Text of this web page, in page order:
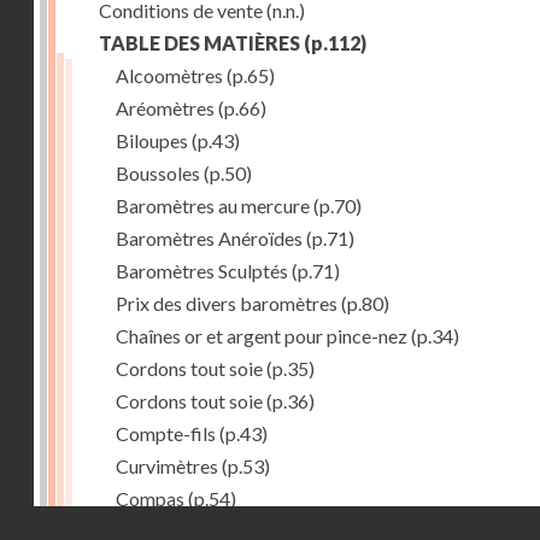
Conditions de vente(n.n.)
TABLE DES MATIÈRES (p.112)
Alcoomètres (p.65)
Aréomètres (p.66)
Biloupes (p.43)
Boussoles (p.50)
Baromètres au mercure(p.70)
Baromètres Anéroïdes (p.71)
Baromètres Sculptés (p.71)
Prix des divers baromètres (p.80)
Chaînes or et argent pour pince-nez(p.34)
Cordons tout soie(p.35)
Cordons tout soie(p.36)
Compte-fils (p.43)
Curvimètres (p.53)
Compas (p.54)